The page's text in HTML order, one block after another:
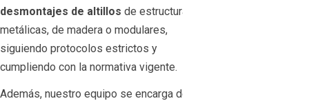
desmontajes de altillos de estructuras
metálicas, de madera o modulares,
siguiendo protocolos estrictos y
cumpliendo con la normativa vigente.
Además, nuestro equipo se encarga de